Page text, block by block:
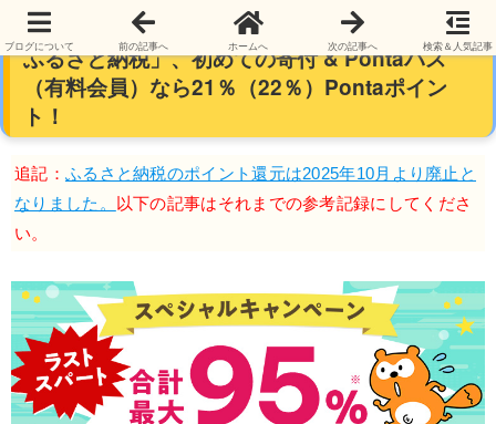
【今日で終わり】【ふるさと納税】「au PAY
ふるさと納税」、初めての寄付 & Pontaパス
（有料会員）なら21％（22％）Pontaポイン
ト！
追記： ふるさと納税のポイント還元は2025年10月より廃止と
なりました。
以下の記事はそれまでの参考記録にしてくださ
い。
ブログについて 前の記事へ ホームへ 次の記事へ 検索＆人気記事